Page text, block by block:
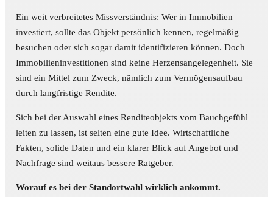
Ein weit verbreitetes Missverständnis: Wer in Immobilien
investiert, sollte das Objekt persönlich kennen, regelmäßig
besuchen oder sich sogar damit identifizieren können. Doch
Immobilieninvestitionen sind keine Herzensangelegenheit. Sie
sind ein Mittel zum Zweck, nämlich zum Vermögensaufbau
durch langfristige Rendite.
Sich bei der Auswahl eines Renditeobjekts vom Bauchgefühl
leiten zu lassen, ist selten eine gute Idee. Wirtschaftliche
Fakten, solide Daten und ein klarer Blick auf Angebot und
Nachfrage sind weitaus bessere Ratgeber.
Worauf es bei der Standortwahl wirklich ankommt.